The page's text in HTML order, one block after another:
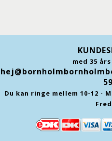
med 35
59
Du kan ringe mellem 10-12 -